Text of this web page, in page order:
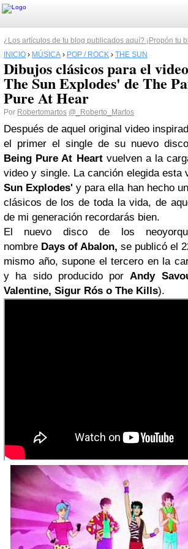
¿Los artículos de tu blog publicados aquí? ¡Propón tu
INICIO › MÚSICA › POP / ROCK › THE SUN
Dibujos clásicos para el
The Sun Explodes' de The
Pure At Hear
Por Robertomartos @_Roberto_Martos
Después de aquel original video
el primer el single de su nuevo
Being Pure At Heart vuelven a la
video y single. La canción elegida esta
Sun Explodes' y para ella han hecho
clásicos de los de toda la vida, de
de mi generación recordarás bien.
El nuevo disco de los
nombre Days of Abalon, se publicó el
mismo año, supone el tercero en la
y ha sido producido porAndy
Valentine, Sigur Rós o The Kills).